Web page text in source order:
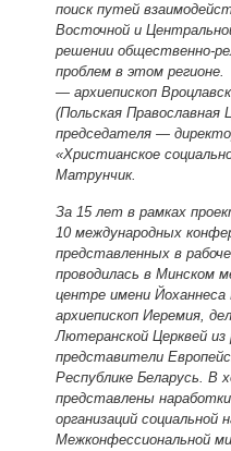
поиск путей
Восточной и
решении общественно-
проблем в этом
— архиепископ
(Польская Православная
председателя —
«Христианское
Матрунчик.
За 15 лет в рамках
10 международных
представленных в
проводилась в Минском
центре имени
архиепископ Иеремия,
Лютеранской Церквей
представители
Республике Беларусь. В
представлены
организаций
Межконфессиональной